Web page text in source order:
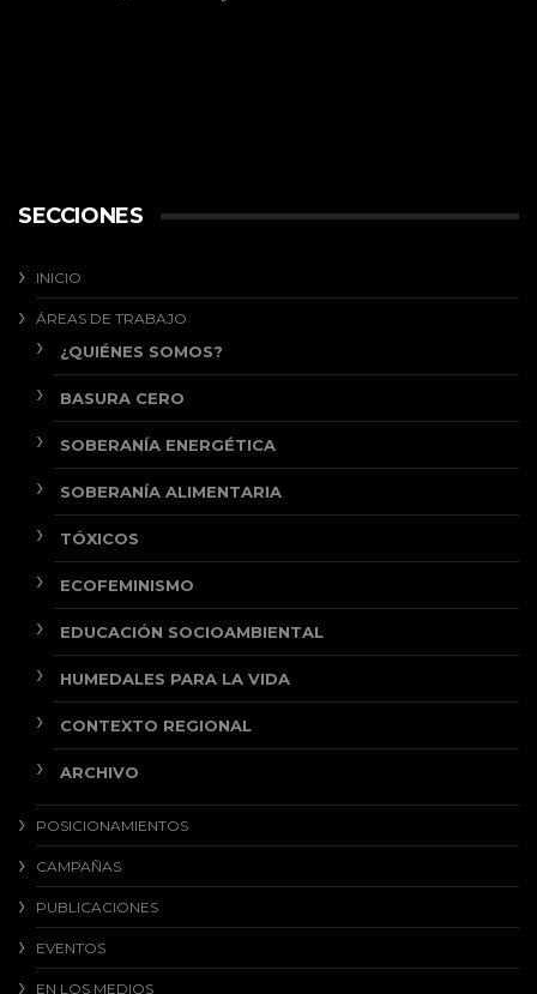
SECCIONES
INICIO
ÁREAS DE TRABAJO
¿QUIÉNES SOMOS?
BASURA CERO
SOBERANÍA ENERGÉTICA
SOBERANÍA ALIMENTARIA
TÓXICOS
ECOFEMINISMO
EDUCACIÓN SOCIOAMBIENTAL
HUMEDALES PARA LA VIDA
CONTEXTO REGIONAL
ARCHIVO
POSICIONAMIENTOS
CAMPAÑAS
PUBLICACIONES
EVENTOS
EN LOS MEDIOS